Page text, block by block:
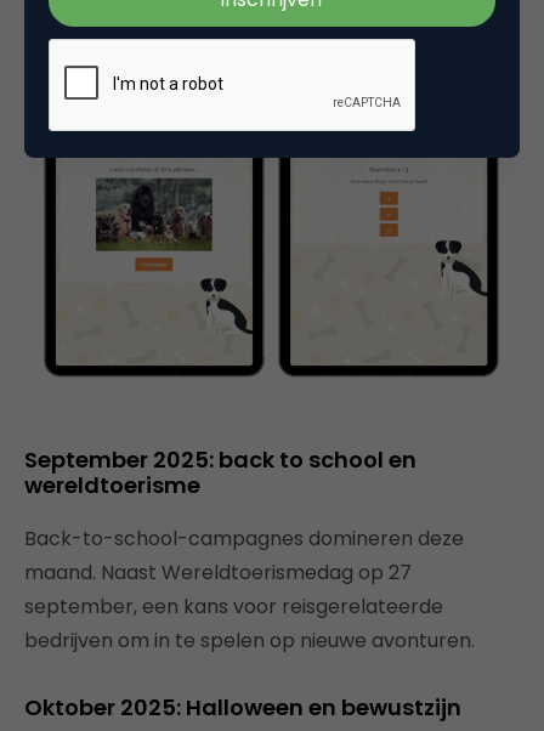
September 2025: back to school en
wereldtoerisme
Back-to-school-campagnes domineren deze
maand. Naast Wereldtoerismedag op 27
september, een kans voor reisgerelateerde
bedrijven om in te spelen op nieuwe avonturen.
Oktober 2025: Halloween en bewustzijn